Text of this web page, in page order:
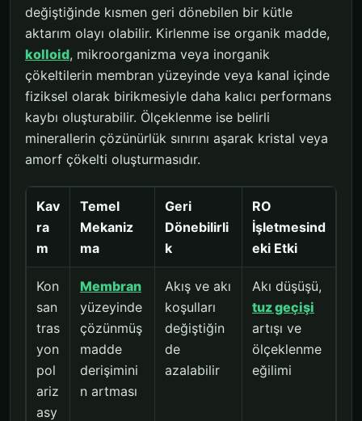
değiştiğinde kısmen geri dönebilen bir kütle
aktarım olayı olabilir. Kirlenme ise organik madde,
kolloid, mikroorganizma veya inorganik
çökeltilerin membran yüzeyinde veya kanal içinde
fiziksel olarak birikmesiyle daha kalıcı performans
kaybı oluşturabilir. Ölçeklenme ise belirli
minerallerin çözünürlük sınırını aşarak kristal veya
amorf çökelti oluşturmasıdır.
Kav
ra
m
Temel
Mekaniz
ma
Geri
Dönebilirli
k
RO
İşletmesind
eki Etki
Kon
san
tras
yon
pol
ariz
asy
Membran
yüzeyinde
çözünmüş
madde
derişimini
n artması
Akış ve akı
koşulları
değiştiğin
de
azalabilir
Akı düşüşü,
tuz geçişi
artışı ve
ölçeklenme
eğilimi